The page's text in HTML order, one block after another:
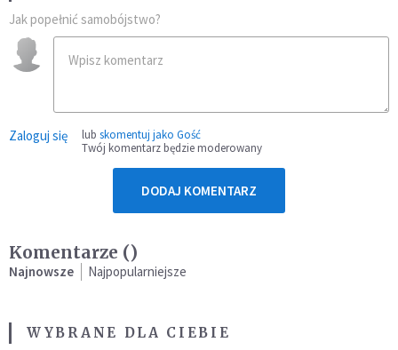
Jak popełnić samobójstwo?
Zaloguj się lub skomentuj jako Gość
Twój komentarz będzie moderowany
DODAJ KOMENTARZ
Komentarze ()
Najnowsze Najpopularniejsze
WYBRANE DLA CIEBIE